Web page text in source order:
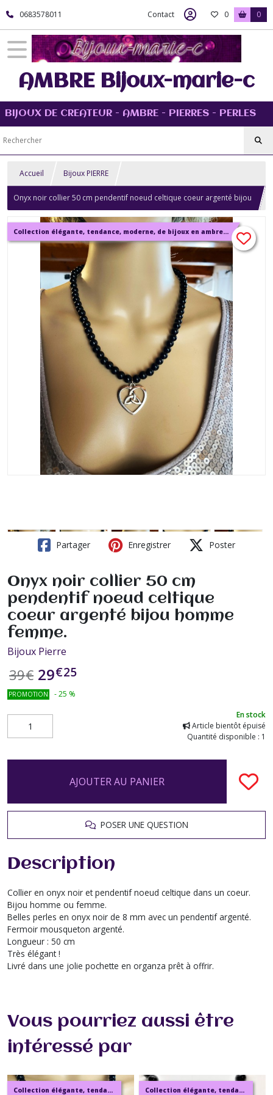
0683578011 Contact 0 0
AMBRE Bijoux-marie-c
BIJOUX DE CREATEUR - AMBRE - PIERRES - PERLES
Accueil Bijoux PIERRE
Onyx noir collier 50 cm pendentif noeud celtique coeur argenté bijou
homme femme.
Collection élégante, tendance, moderne, de bijoux en ambre, pierre, perles.
Partager Enregistrer Poster
Onyx noir collier 50 cm
pendentif noeud celtique
coeur argenté bijou homme
femme.
Bijoux Pierre
39€ 29€25
PROMOTION -25 %
En stock
Article bientôt épuisé
Quantité disponible : 1
AJOUTER AU PANIER
POSER UNE QUESTION
Description
Collier en onyx noir et pendentif noeud celtique dans un coeur.
Bijou homme ou femme.
Belles perles en onyx noir de 8 mm avec un pendentif argenté.
Fermoir mousqueton argenté.
Longueur : 50 cm
Très élégant !
Livré dans une jolie pochette en organza prêt à offrir.
Vous pourriez aussi être
intéressé par
Collection élégante, tendance, moderne, de bijoux en ambre, pierre, perles. Collection élégante, tendance, moderne, de bijoux en ambre, pierre, perles.